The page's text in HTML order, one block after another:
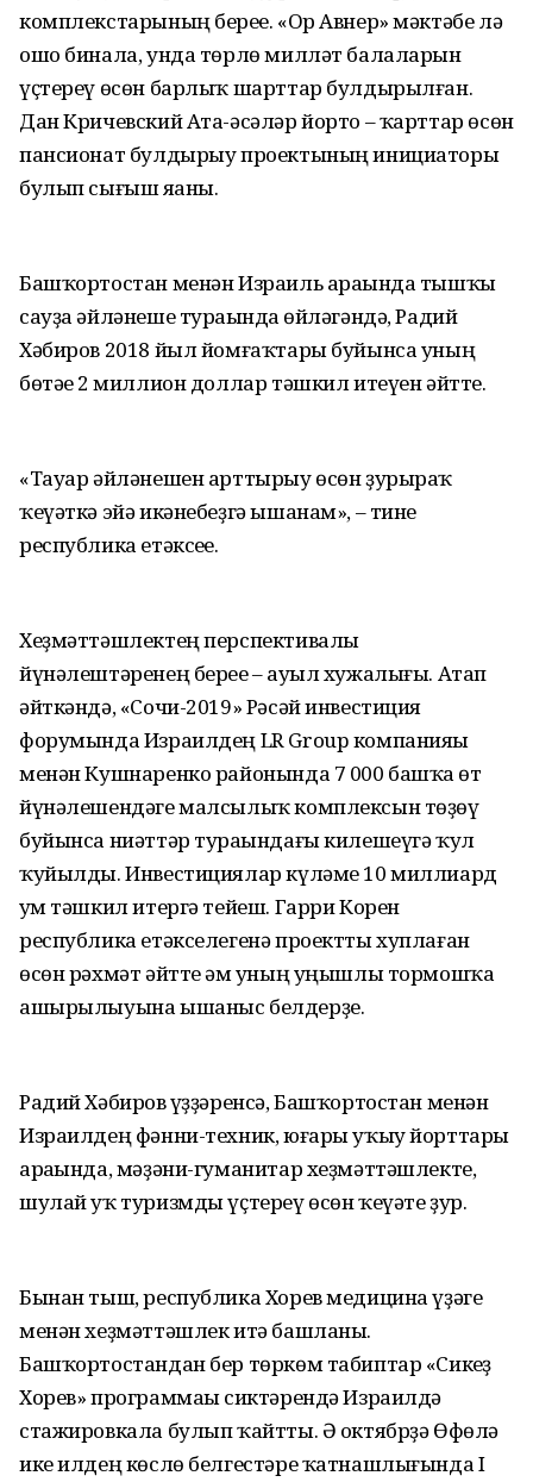
комплекстарының береһе. «Ор Авнер» мәктәбе лә
ошо бинала, унда төрлө милләт балаларын
үҫтереү өсөн барлыҡ шарттар булдырылған.
Дан Кричевский Ата-әсәләр йорто – ҡарттар өсөн
пансионат булдырыу проектының инициаторы
булып сығыш яһаны.
Башҡортостан менән Израиль араһында тышҡы
сауҙа әйләнеше тураһында һөйләгәндә, Радий
Хәбиров 2018 йыл йомғаҡтары буйынса уның
бөтәһе 2 миллион доллар тәшкил итеүен әйтте.
«Тауар әйләнешен арттырыу өсөн ҙурыраҡ
ҡеүәткә эйә икәнебеҙгә ышанам», – тине
республика етәксеһе.
Хеҙмәттәшлектең перспективалы
йүнәлештәренең береһе – ауыл хужалығы. Атап
әйткәндә, «Сочи-2019» Рәсәй инвестиция
форумында Израилдең LR Group компанияһы
менән Кушнаренко районында 7 000 башҡа һөт
йүнәлешендәге малсылыҡ комплексын төҙөү
буйынса ниәттәр тураһындағы килешеүгә ҡул
ҡуйылды. Инвестициялар күләме 10 миллиард
һум тәшкил итергә тейеш. Гарри Корен
республика етәкселегенә проектты хуплаған
өсөн рәхмәт әйтте һәм уның уңышлы тормошҡа
ашырылыуына ышаныс белдерҙе.
Радий Хәбиров һүҙҙәренсә, Башҡортостан менән
Израилдең фәнни-техник, юғары уҡыу йорттары
араһында, мәҙәни-гуманитар хеҙмәттәшлекте,
шулай уҡ туризмды үҫтереү өсөн ҡеүәте ҙур.
Бынан тыш, республика Хорев медицина үҙәге
менән хеҙмәттәшлек итә башланы.
Башҡортостандан бер төркөм табиптар «Сикһеҙ
Хорев» программаһы сиктәрендә Израилдә
стажировкала булып ҡайтты. Ә октябрҙә Өфөлә
ике илдең көслө белгестәре ҡатнашлығында I